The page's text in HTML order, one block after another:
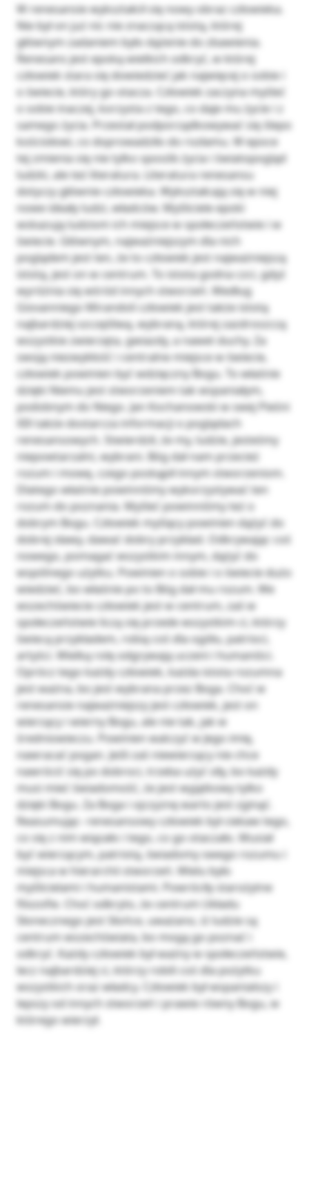
W renesansie wykształcił się nowy obraz człowieka.
Nie był on już nic nie znaczącą istotą, której
głównym zadaniem było dążenie do zbawienia.
Renesans jest epoką wielkich odkryć, w której
człowiek stara się dowiedzieć jak najwięcej o sobie i
o świecie, który go otacza. Człowiek zaczyna myśleć
o sobie inaczej, korzysta z tego, co daje mu życie i z
samego życia. Przestał podporządkowywać się ślepo
kościołowi, co doprowadziło do rozłamu. W epoce
tej zmienia się nie tylko sposób życia i światopogląd
ludzki, ale też literatura. Literatura renesansu
dotyczy głównie człowieka. Wykształcają się w niej
nowe ideały ludzi, władców. Myśliciele epoki
wskazują ludziom ich miejsce w społeczeństwie i w
świecie. Głównym, najważniejszym dla nich
poglądem jest ten, że to człowiek jest najważniejszą
istotą, jest on w centrum. To istota godna czci, gdyż
wyróżnia się wśród innych stworzeń. Według
Giovanniego Mirandoli człowiek jest także istotą
najbardziej szczęśliwą, wybraną, której zazdroszczą
wszystkie zwierzęta, gwiazdy, a nawet duchy. Za
swoją niezwykłość i centralne miejsce w świecie,
człowiek powinien być wdzięczny Bogu. To właśnie
dzięki Niemu jest stworzeniem tak wspaniałym,
podobnym do Niego. Jan Kochanowski w swej Pieśni
XIX także dostarcza informacji o poglądach
renesansowych. Stwierdził, że my, ludzie, jesteśmy
niepowtarzalni, wybrani. Bóg dał nam przecież
rozum i mowę, czego poskąpił innym stworzeniom.
Dlatego właśnie powinniśmy wykorzystywać ten
rozum do poznania. Myśleć powinniśmy też o
dobrym Bogu. Człowiek myślący powinien dążyć do
dobrej sławy, dawać dobry przykład. Odkrywając coś
nowego, pomagać wszystkim innym, dążyć do
wspólnego użytku. Powinien o sobie i o świecie dużo
wiedzieć, bo właśnie po to Bóg dał mu rozum. We
wszechświecie człowiek jest w centrum, zaś w
społeczeństwie liczą się przede wszystkim ci, którzy
świecą przykładem, robią coś dla ogółu, patrioci,
artyści. Wielką rolę odgrywają uczeni i humaniści.
Oprócz tego każdy człowiek, każda istota rozumna
jest ważna, bo jest wybrana przez Boga. Choć w
renesansie najważniejszy jest człowiek, jest on
wierzący i wierny Bogu, ale nie tak, jak w
średniowieczu. Powinien walczyć w Jego imię,
nawracać pogan. Jeśli zaś niewierzący nie chce
nawrócić się po dobroci, trzeba użyć siły, bo każdy
musi mieć świadomość, że jest wyjątkowy tylko
dzięki Bogu. Za Boga i ojczyznę warto jest zginąć.
Reasumując- renesansowy człowiek był ciekaw tego,
co się z nim wiązało i tego, co go otaczało. Musiał
być wierzącym, patriotą, świadomy swego rozumu i
miejsca w hierarchii stworzeń. Wielu było
myślicielami i humanistami. Powróciły starożytne
filozofie. Choć odkryto, że centrum Układu
Słonecznego jest Słońce, uważano, iż ludzie są
centrum wszechświata, bo mogą go poznać i
odkryć. Każdy człowiek był ważny w społeczeństwie,
lecz najbardziej ci, którzy robili coś dla pożytku
wszystkich oraz władcy. Człowiek był wspanialszy i
lepszy od innych stworzeń i prawie równy Bogu, w
którego wierzył.